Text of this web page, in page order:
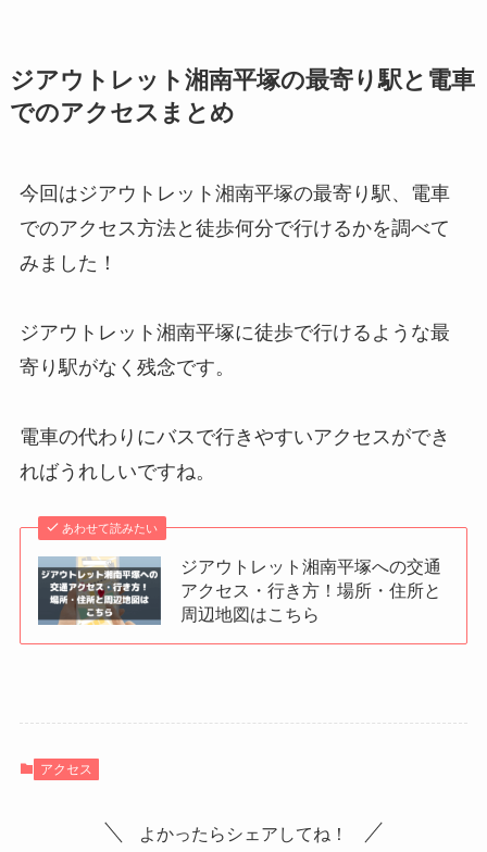
ジアウトレット湘南平塚の最寄り駅と電車
でのアクセスまとめ
今回はジアウトレット湘南平塚の最寄り駅、電車
でのアクセス方法と徒歩何分で行けるかを調べて
みました！
ジアウトレット湘南平塚に徒歩で行けるような最
寄り駅がなく残念です。
電車の代わりにバスで行きやすいアクセスができ
ればうれしいですね。
あわせて読みたい
ジアウトレット湘南平塚への交通
アクセス・行き方！場所・住所と
周辺地図はこちら
アクセス
よかったらシェアしてね！